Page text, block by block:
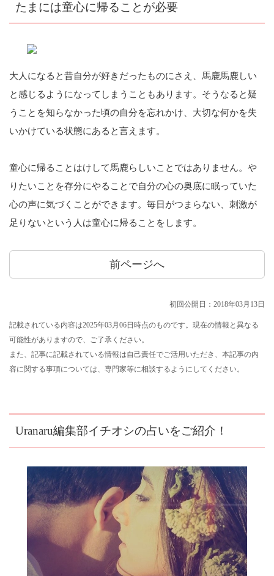
たまには童心に帰ることが必要
大人になると昔自分が好きだったものにさえ、馬鹿馬鹿しい
と感じるようになってしまうこともあります。そうなると疑
うことを知らなかった頃の自分を忘れかけ、大切な何かを失
いかけている状態にあると言えます。
童心に帰ることはけして馬鹿らしいことではありません。や
りたいことを存分にやることで自分の心の奥底に眠っていた
心の声に気づくことができます。毎日がつまらない、刺激が
足りないという人は童心に帰ることをします。
前ページへ
初回公開日：2018年03月13日
記載されている内容は2025年03月06日時点のものです。現在の情報と異なる
可能性がありますので、ご了承ください。
また、記事に記載されている情報は自己責任でご活用いただき、本記事の内
容に関する事項については、専門家等に相談するようにしてください。
Uranaru編集部イチオシの占いをご紹介！